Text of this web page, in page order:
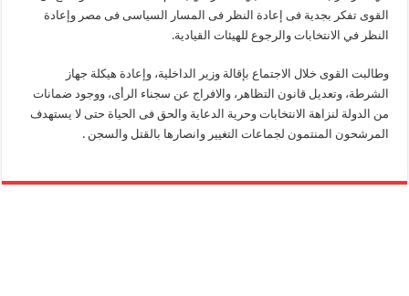
القوى تفكر بجدية فى إعادة النظر فى المسار السياسى فى مصر وإعادة
النظر في الانتخابات والرجوع للهيئات القيادية.
وطالبت القوى خلال الاجتماع بإقالة وزير الداخلية، وإعادة هيكلة جهاز
الشرطة، وتعديل قانون التظاهر، والافراج عن سجناء الرأى، ووجود ضمانات
من الدولة لنزاهة الانتخابات وحرية الدعاية والحق فى الحياة حتى لا يستهدف
المرشحون المنتمون لجماعات التغيير وانصارها بالقتل والسجن .